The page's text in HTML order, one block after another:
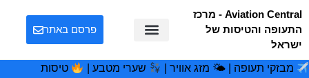
Aviation Central - מרכז
התעופה והטיסות של
ישראל
פרסם באתר
מבזקי תעופה | 🌤 מזג אוויר | שערי מטבע |
טיסות